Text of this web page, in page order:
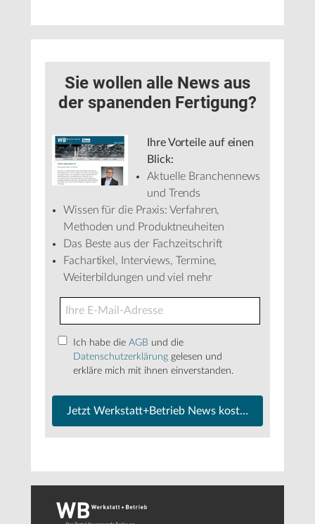
Sie wollen alle News aus
der spanenden Fertigung?
Ihre Vorteile auf einen
Blick:
Aktuelle Branchennews
und Trends
Wissen für die Praxis: Verfahren,
Methoden und Produktneuheiten
Das Beste aus der Fachzeitschrift
Fachartikel, Interviews, Termine,
Weiterbildungen und viel mehr
Ich habe die AGB und die
Datenschutzerklärung gelesen und
erkläre mich mit ihnen einverstanden.
Jetzt Werkstatt+Betrieb News kostenfrei